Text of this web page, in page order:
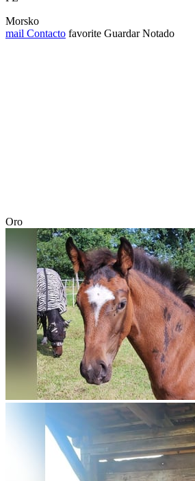
Morsko
mail Contacto favorite Guardar Notado
Oro